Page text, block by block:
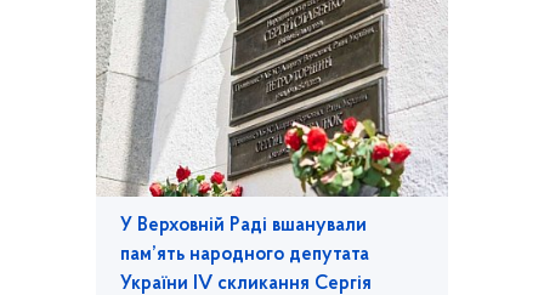
У Верховній Раді вшанували
пам’ять народного депутата
України IV скликання Сергія